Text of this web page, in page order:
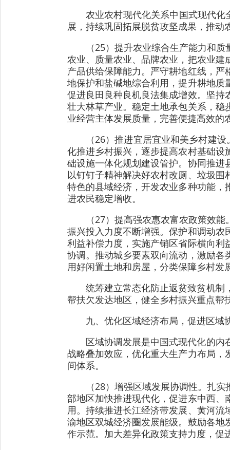
农业农村现代化关系中国式现代化
展，持续巩固拓展脱贫攻坚成果，推
（25）提升农业综合生产能力和
农业、质量农业、品牌农业，把农业
产品供给保障能力。严守耕地红线，
地保护和盐碱地综合利用，提升耕地
促进良田良种良机良法集成增效。坚
壮大林草产业。稳定土地承包关系，
业经营主体发展质量，完善便捷高效
（26）推进宜居宜业和美乡村建
化推进乡村振兴，逐步提高农村基础
础设施一体化规划建设管护。协同推
以钉钉子精神解决好农村改厕、垃圾
特色的县域经济，开发农业多种功能
进农民稳定增收。
（27）提高强农惠农富农政策效
振兴投入力度不断增强。保护和调动
利益补偿力度，实施产销区省际横向
协调。推动城乡要素双向流动，激励
用好闲置土地和房屋，分类保障乡村
统筹建立常态化防止返贫致贫机
帮扶欠发达地区，健全乡村振兴重点
九、优化区域经济布局，促进区域
区域协调发展是中国式现代化的
战略叠加效应，优化重大生产力布局
间体系。
（28）增强区域发展协调性。扎
部地区加快推进现代化，促进东中西
用。持续推进长江经济带发展、黄河
渝地区双城经济圈发展能级。鼓励各
作示范。加大差异化政策支持力度，